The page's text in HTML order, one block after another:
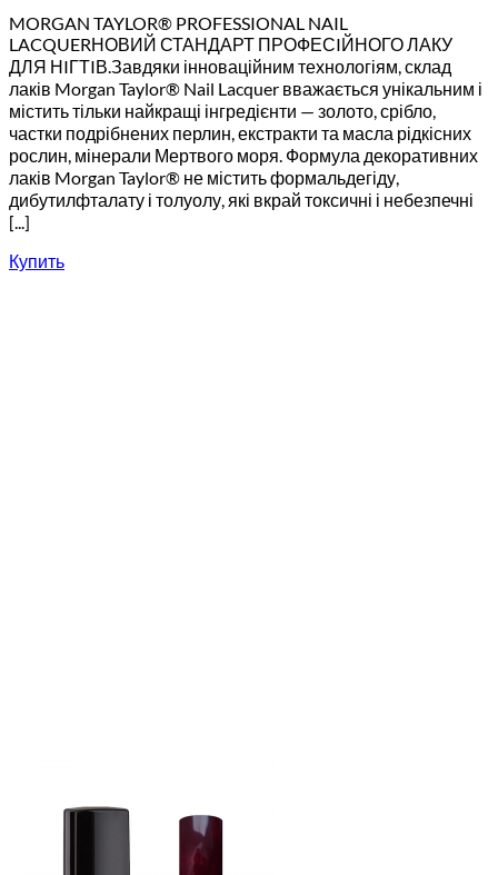
MORGAN TAYLOR® PROFESSIONAL NAIL
LACQUERНОВИЙ СТАНДАРТ ПРОФЕСIЙНОГО ЛАКУ
ДЛЯ НIГТIВ.Завдяки інноваційним технологіям, склад
лаків Morgan Taylor® Nail Lacquer вважається унікальним і
містить тільки найкращі інгредієнти — золото, срібло,
частки подрібнених перлин, екстракти та масла рідкісних
рослин, мінерали Мертвого моря. Формула декоративних
лаків Morgan Taylor® не містить формальдегіду,
дибутилфталату і толуолу, які вкрай токсичні і небезпечні
[...]
Купить